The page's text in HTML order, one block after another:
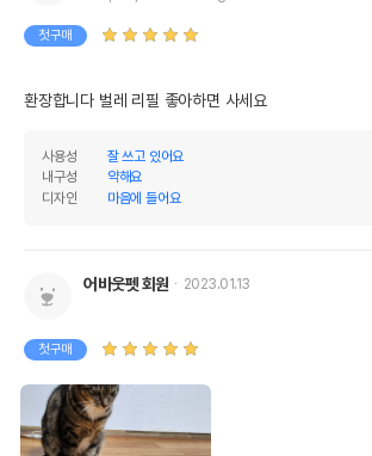
경우 그에 대한 사항
AS책임자와 전화번호
또는 소비자상담 관련
유통기한
이후인 상품이 출고됩니다.
첫구매
환장합니다 벌레 리필 좋아하면 사세요
사용성
잘 쓰고 있어요
내구성
약해요
디자인
마음에 들어요
어바웃펫 회원 2023.01.13
첫구매